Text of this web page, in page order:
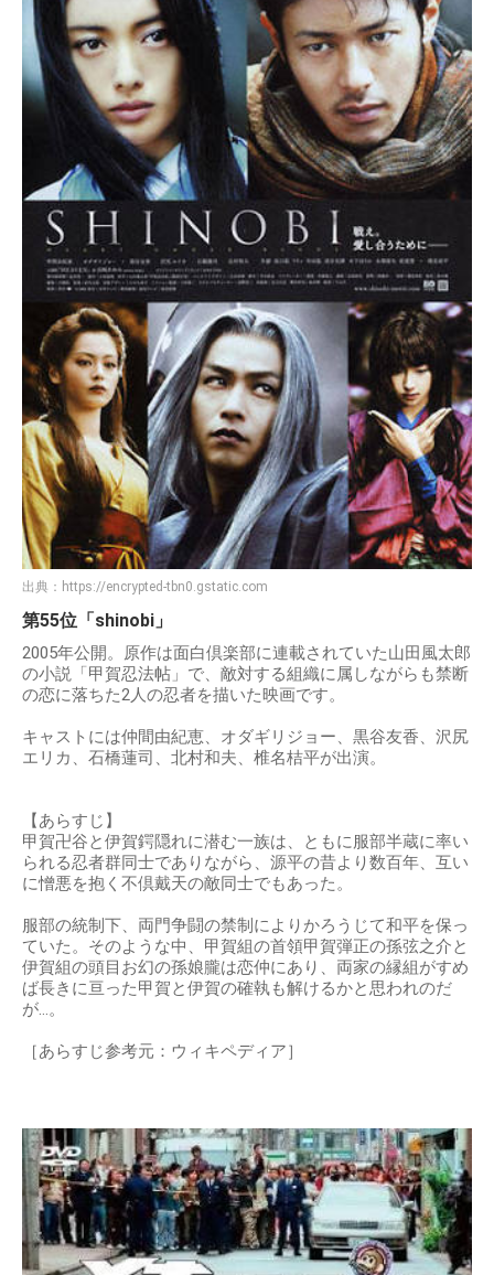
出典： https://encrypted-tbn0.gstatic.com
第55位「shinobi」
2005年公開。原作は面白倶楽部に連載されていた山田風太郎
の小説「甲賀忍法帖」で、敵対する組織に属しながらも禁断
の恋に落ちた2人の忍者を描いた映画です。
キャストには仲間由紀恵、オダギリジョー、黒谷友香、沢尻
エリカ、石橋蓮司、北村和夫、椎名桔平が出演。
【あらすじ】
甲賀卍谷と伊賀鍔隠れに潜む一族は、ともに服部半蔵に率い
られる忍者群同士でありながら、源平の昔より数百年、互い
に憎悪を抱く不倶戴天の敵同士でもあった。
服部の統制下、両門争闘の禁制によりかろうじて和平を保っ
ていた。そのような中、甲賀組の首領甲賀弾正の孫弦之介と
伊賀組の頭目お幻の孫娘朧は恋仲にあり、両家の縁組がすめ
ば長きに亘った甲賀と伊賀の確執も解けるかと思われのだ
が…。
［あらすじ参考元：ウィキペディア］